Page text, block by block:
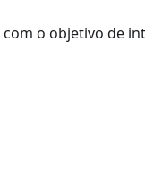
o objetivo de